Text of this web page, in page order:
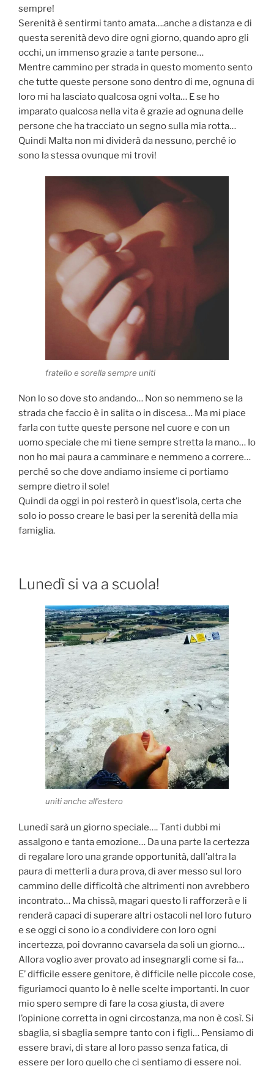
sempre!
Serenità è sentirmi tanto amata….anche a distanza e di
questa serenità devo dire ogni giorno, quando apro gli
occhi, un immenso grazie a tante persone…
Mentre cammino per strada in questo momento sento
che tutte queste persone sono dentro di me, ognuna di
loro mi ha lasciato qualcosa ogni volta… E se ho
imparato qualcosa nella vita è grazie ad ognuna delle
persone che ha tracciato un segno sulla mia rotta…
Quindi Malta non mi dividerà da nessuno, perché io
sono la stessa ovunque mi trovi!
fratello e sorella sempre uniti
Non lo so dove sto andando… Non so nemmeno se la
strada che faccio è in salita o in discesa… Ma mi piace
farla con tutte queste persone nel cuore e con un
uomo speciale che mi tiene sempre stretta la mano… Io
non ho mai paura a camminare e nemmeno a correre…
perché so che dove andiamo insieme ci portiamo
sempre dietro il sole!
Quindi da oggi in poi resterò in quest’isola, certa che
solo io posso creare le basi per la serenità della mia
famiglia.
Lunedì si va a scuola!
uniti anche all’estero
Lunedì sarà un giorno speciale…. Tanti dubbi mi
assalgono e tanta emozione… Da una parte la certezza
di regalare loro una grande opportunità, dall’altra la
paura di metterli a dura prova, di aver messo sul loro
cammino delle difficoltà che altrimenti non avrebbero
incontrato… Ma chissà, magari questo li rafforzerà e li
renderà capaci di superare altri ostacoli nel loro futuro
e se oggi ci sono io a condividere con loro ogni
incertezza, poi dovranno cavarsela da soli un giorno…
Allora voglio aver provato ad insegnargli come si fa…
E’ difficile essere genitore, è difficile nelle piccole cose,
figuriamoci quanto lo è nelle scelte importanti. In cuor
mio spero sempre di fare la cosa giusta, di avere
l’opinione corretta in ogni circostanza, ma non è così. Si
sbaglia, si sbaglia sempre tanto con i figli… Pensiamo di
essere bravi, di stare al loro passo senza fatica, di
essere per loro quello che ci sentiamo di essere noi.